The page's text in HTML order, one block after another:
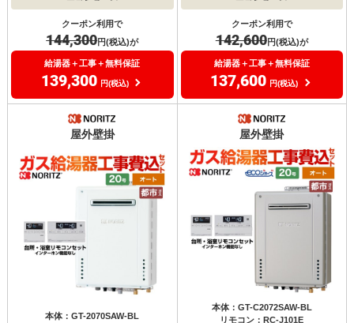
クーポン利用で
144,300円(税込)が
給湯器＋工事＋無料保証
139,300 円(税込)
クーポン利用で
142,600円(税込)が
給湯器＋工事＋無料保証
137,600 円(税込)
屋外壁掛
本体：GT-2070SAW-BL
屋外壁掛
本体：GT-C2072SAW-BL
リモコン：RC-J101E